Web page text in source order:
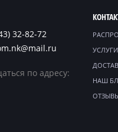
32-82-72
по адресу:
НАШ